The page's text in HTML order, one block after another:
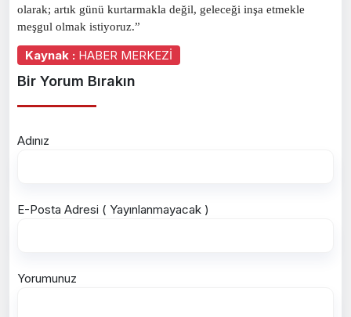
olarak; artık günü kurtarmakla değil, geleceği inşa etmekle
meşgul olmak istiyoruz.”
Kaynak : HABER MERKEZİ
Bir Yorum Bırakın
Adınız
E-Posta Adresi ( Yayınlanmayacak )
Yorumunuz